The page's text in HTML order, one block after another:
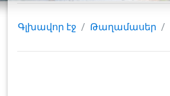
Գլխավոր էջ Թաղամասեր